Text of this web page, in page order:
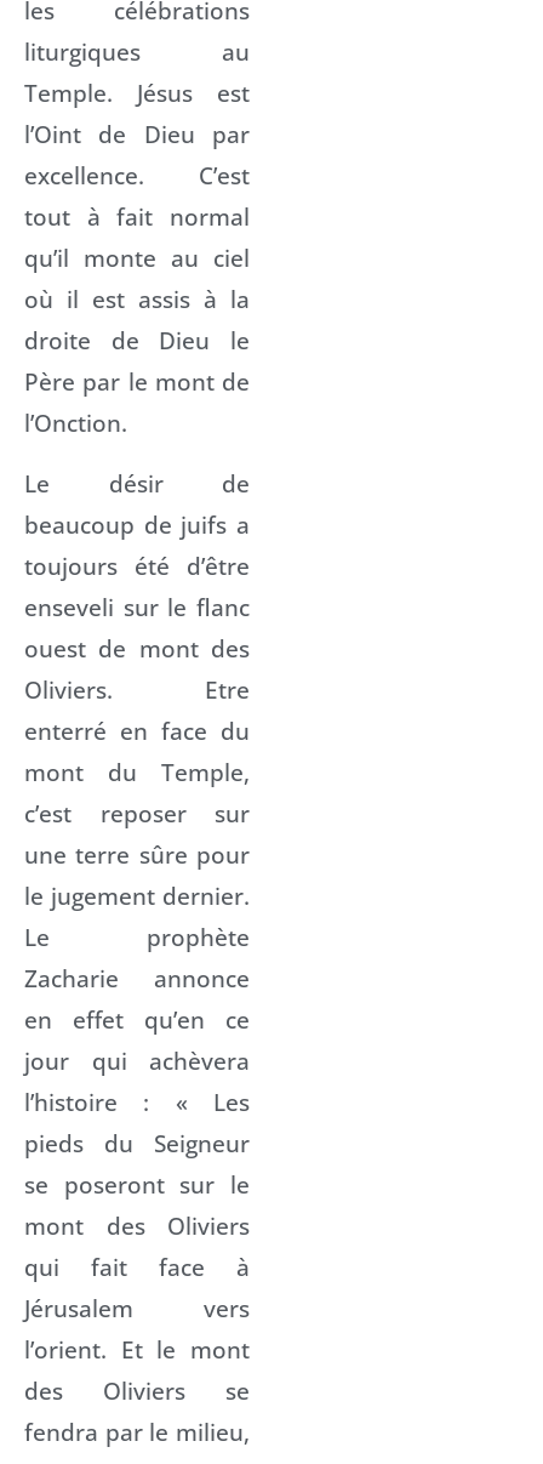
les célébrations
liturgiques au
Temple. Jésus est
l’Oint de Dieu par
excellence. C’est
tout à fait normal
qu’il monte au ciel
où il est assis à la
droite de Dieu le
Père par le mont de
l’Onction.
Le désir de
beaucoup de juifs a
toujours été d’être
enseveli sur le flanc
ouest de mont des
Oliviers. Etre
enterré en face du
mont du Temple,
c’est reposer sur
une terre sûre pour
le jugement dernier.
Le prophète
Zacharie annonce
en effet qu’en ce
jour qui achèvera
l’histoire : « Les
pieds du Seigneur
se poseront sur le
mont des Oliviers
qui fait face à
Jérusalem vers
l’orient. Et le mont
des Oliviers se
fendra par le milieu,